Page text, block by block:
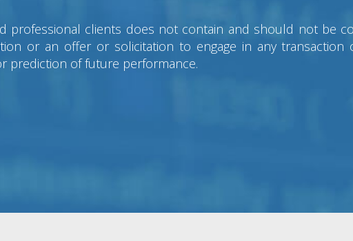
professional clients does not contain and should not be
or an offer or solicitation to engage in any transaction
prediction of future performance.